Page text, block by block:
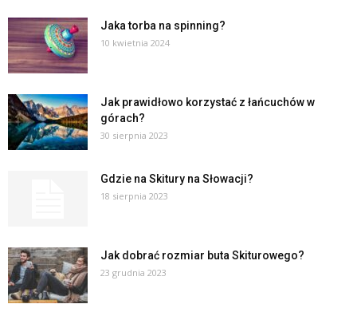
Jaka torba na spinning?
10 kwietnia 2024
Jak prawidłowo korzystać z łańcuchów w
górach?
30 sierpnia 2023
Gdzie na Skitury na Słowacji?
18 sierpnia 2023
Jak dobrać rozmiar buta Skiturowego?
23 grudnia 2023